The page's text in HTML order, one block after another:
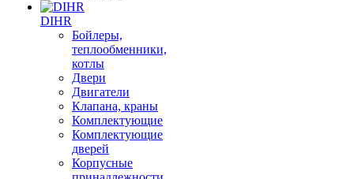
DIHR
Бойлеры,
теплообменники,
котлы
Двери
Двигатели
Клапана, краны
Комплектующие
Комплектующие
дверей
Корпусные